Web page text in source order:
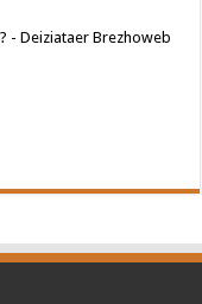
- Deiziataer Brezhoweb